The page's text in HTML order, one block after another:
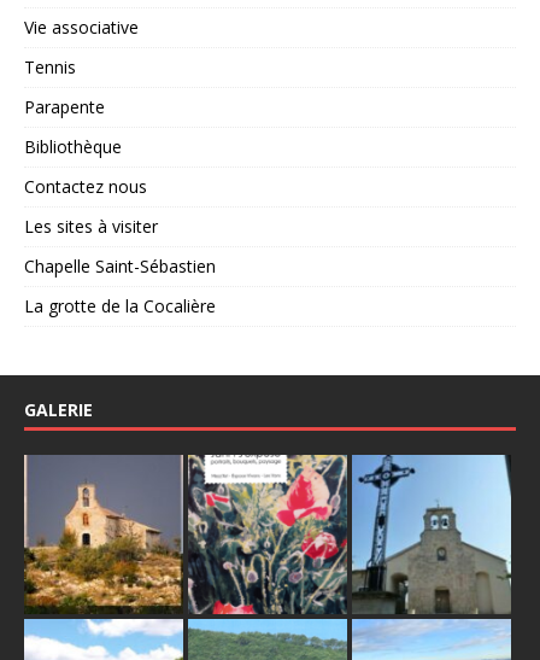
Vie associative
Tennis
Parapente
Bibliothèque
Contactez nous
Les sites à visiter
Chapelle Saint-Sébastien
La grotte de la Cocalière
GALERIE